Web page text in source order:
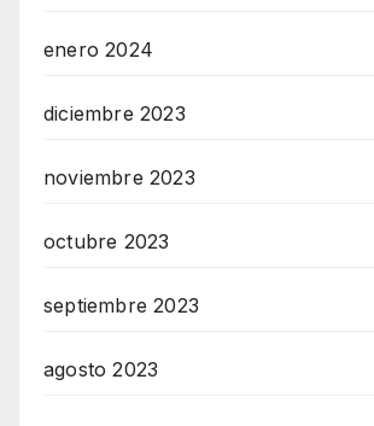
enero 2024
diciembre 2023
noviembre 2023
octubre 2023
septiembre 2023
agosto 2023